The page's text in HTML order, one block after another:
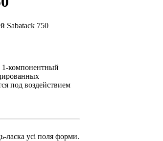
Sabatack 750
1-компонентный
под воздействием
ласка усі поля форми.